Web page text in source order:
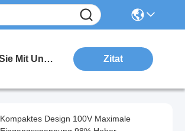
Treten Sie Mit Uns In Verbindung Zitat
Kompaktes Design 100V Maximale